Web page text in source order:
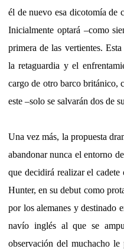
él de nuevo esa dicotomía de
Inicialmente optará –como
primera de las vertientes.
la retaguardia y el
cargo de otro barco británico,
este –solo se salvarán dos de
Una vez más, la propuesta
abandonar nunca el entorno
que decidirá realizar el
Hunter, en su debut como
por los alemanes y destinado
navío inglés al que se
observación del muchacho